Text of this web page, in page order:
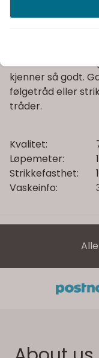
karakteristiske
kjenner så godt.
følgetråd eller
tråder.
Kvalitet:
Løpemeter:
Strikkefasthet:
Vaskeinfo: